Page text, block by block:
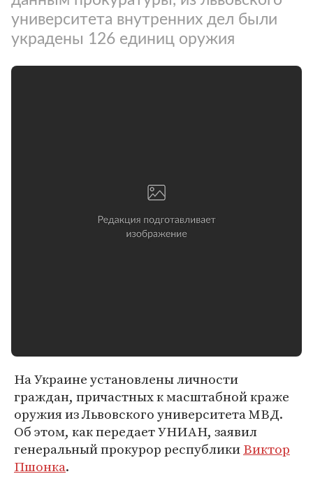
университета внутренних дел были
украдены 126 единиц оружия
На Украине установлены личности
граждан, причастных к масштабной краже
оружия из Львовского университета МВД.
Об этом, как передает УНИАН, заявил
генеральный прокурор республикиВиктор
Пшонка.